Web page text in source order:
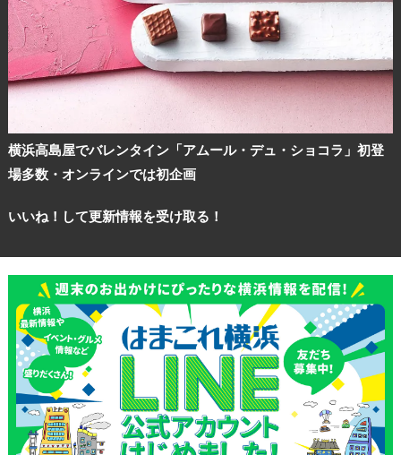
横浜高島屋でバレンタイン「アムール・デュ・ショコラ」初登
場多数・オンラインでは初企画
いいね！して更新情報を受け取る！